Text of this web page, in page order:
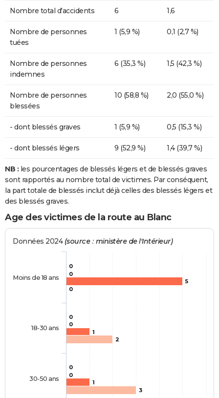
Nombre total d'accidents 6 1,6
Nombre de personnes
tuées
1 (5,9 %) 0,1 (2,7 %)
Nombre de personnes
indemnes
6 (35,3 %) 1,5 (42,3 %)
Nombre de personnes
blessées
10 (58,8 %) 2,0 (55,0 %)
- dont blessés graves 1 (5,9 %) 0,5 (15,3 %)
- dont blessés légers 9 (52,9 %) 1,4 (39,7 %)
NB : les pourcentages de blessés légers et de blessés graves
sont rapportés au nombre total de victimes. Par conséquent,
la part totale de blessés inclut déjà celles des blessés légers et
des blessés graves.
Age des victimes de la route au Blanc
Données 2024 (source : ministère de l'Intérieur)
0
0
0
0
0
0
5
1
1
0
2
3
Moins de 18 ans
18-30 ans
30-50 ans